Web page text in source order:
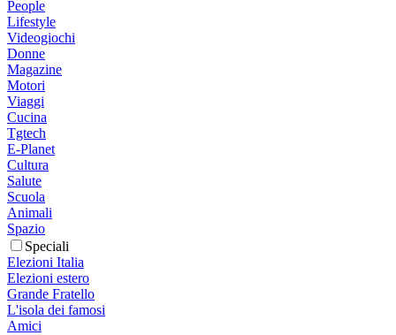
People
Lifestyle
Videogiochi
Donne
Magazine
Motori
Viaggi
Cucina
Tgtech
E-Planet
Cultura
Salute
Scuola
Animali
Spazio
Speciali
Elezioni Italia
Elezioni estero
Grande Fratello
L'isola dei famosi
Amici